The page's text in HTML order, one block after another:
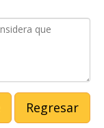
Regresar